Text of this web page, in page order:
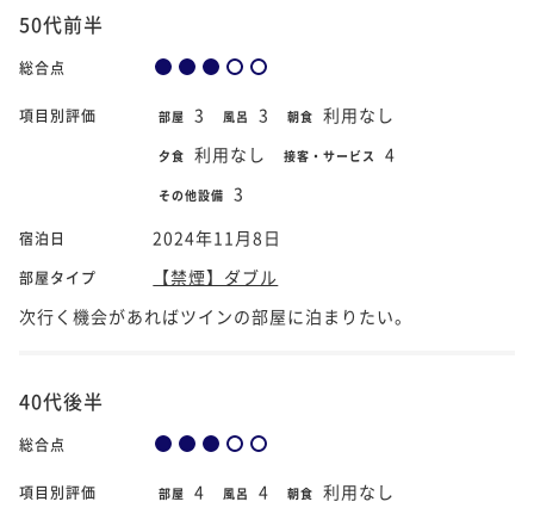
50代前半
総合点
項目別評価 部屋 3 風呂 3 朝食 利用なし
夕食 利用なし 接客・サービス 4
その他設備 3
宿泊日 2024年11月8日
部屋タイプ
【禁煙】ダブル
次行く機会があればツインの部屋に泊まりたい。
40代後半
総合点
項目別評価 部屋 4 風呂 4 朝食 利用なし